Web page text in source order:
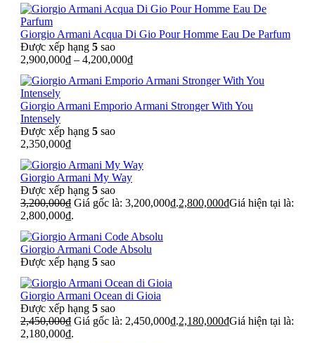
Giorgio Armani Acqua Di Gio Pour Homme Eau De Parfum
Được xếp hạng 5 sao
2,900,000₫ – 4,200,000₫
Giorgio Armani Emporio Armani Stronger With You
Intensely
Được xếp hạng 5 sao
2,350,000₫
Giorgio Armani My Way
Được xếp hạng 5 sao
3,200,000₫ Giá gốc là: 3,200,000₫.2,800,000₫Giá hiện tại là:
2,800,000₫.
Giorgio Armani Code Absolu
Được xếp hạng 5 sao
Giorgio Armani Ocean di Gioia
Được xếp hạng 5 sao
2,450,000₫ Giá gốc là: 2,450,000₫.2,180,000₫Giá hiện tại là:
2,180,000₫.